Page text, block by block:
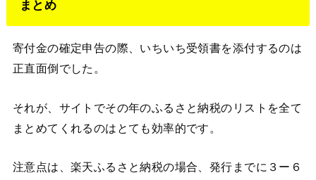
まとめ
寄付金の確定申告の際、いちいち受領書を添付するのは
正直面倒でした。
それが、サイトでその年のふるさと納税のリストを全て
まとめてくれるのはとても効率的です。
注意点は、楽天ふるさと納税の場合、発行までに３ー６